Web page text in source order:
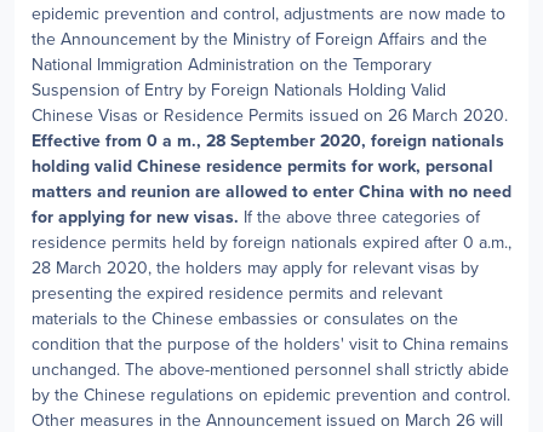
epidemic prevention and control, adjustments are now made to
the Announcement by the Ministry of Foreign Affairs and the
National Immigration Administration on the Temporary
Suspension of Entry by Foreign Nationals Holding Valid
Chinese Visas or Residence Permits issued on 26 March 2020.
Effective from 0 a m., 28 September 2020, foreign nationals
holding valid Chinese residence permits for work, personal
matters and reunion are allowed to enter China with no need
for applying for new visas. If the above three categories of
residence permits held by foreign nationals expired after 0 a.m.,
28 March 2020, the holders may apply for relevant visas by
presenting the expired residence permits and relevant
materials to the Chinese embassies or consulates on the
condition that the purpose of the holders' visit to China remains
unchanged. The above-mentioned personnel shall strictly abide
by the Chinese regulations on epidemic prevention and control.
Other measures in the Announcement issued on March 26 will